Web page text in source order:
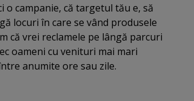
o campanie, că targetul tău e, să
locuri în care se vând produsele
că vrei reclamele pe lângă parcuri
oameni cu venituri mai mari
anumite ore sau zile.